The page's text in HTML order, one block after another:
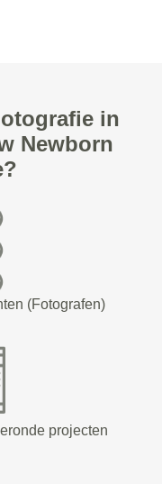
in
Newborn
(Fotografen)
projecten